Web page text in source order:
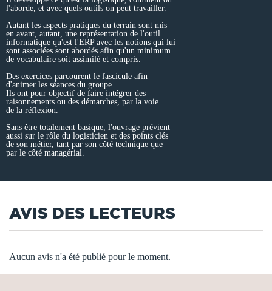
l'aborde, et avec quels outils on peut travailler.
Autant les aspects pratiques du terrain sont mis
en avant, autant, une représentation de l'outil
informatique qu'est l'ERP avec les notions qui lui
sont associées sont abordés afin qu'un minimum
de vocabulaire soit assimilé et compris.
Des exercices parcourent le fascicule afin
d'animer les séances du groupe.
Ils ont pour objectif de faire intégrer des
raisonnements ou des démarches, par la voie
de la réflexion.
Sans être totalement basique, l'ouvrage prévient
aussi sur le rôle du logisticien et des points clés
de son métier, tant par son côté technique que
par le côté managérial.
AVIS DES LECTEURS
Aucun avis n'a été publié pour le moment.